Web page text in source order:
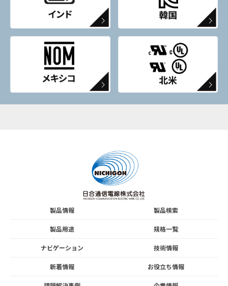
製品情報 製品検索
製品用途 規格一覧
ナビゲーション 技術情報
新着情報 お役立ち情報